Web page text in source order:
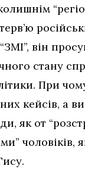
він
стану
При
кейсів, а
як от
чоловіків,